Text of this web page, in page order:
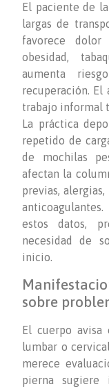
El paciente de
largas de
favorece
obesidad,
aumenta
recuperación. El
trabajo informal
La práctica
repetido de
de mochilas
afectan la
previas,
estos datos,
necesidad de
inicio.
sobre
El cuerpo avisa
lumbar o
merece
pierna sugiere